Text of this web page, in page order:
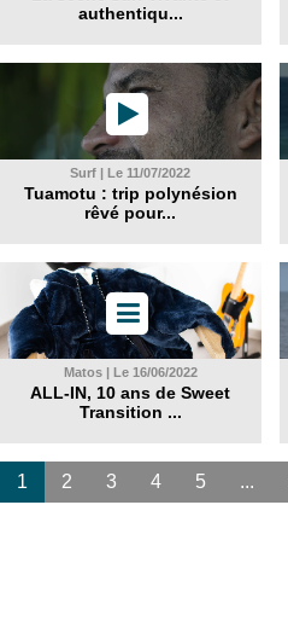
authentiqu...
Surf | Le 11/07/2022
Tuamotu : trip polynésion
rêvé pour...
Matos | Le 16/06/2022
ALL-IN, 10 ans de Sweet
Transition ...
1 2 3 4 5 ...